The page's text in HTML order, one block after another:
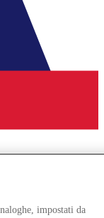
impostati da